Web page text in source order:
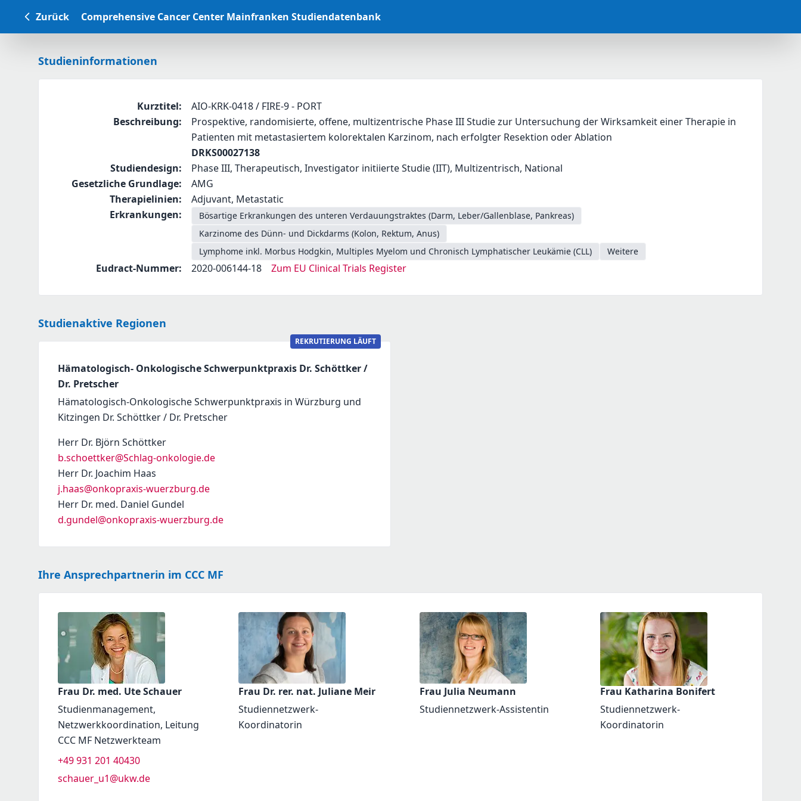
Zurück Comprehensive Cancer Center Mainfranken Studiendatenbank
Studieninformationen
Kurztitel:
AIO-KRK-0418 / FIRE-9 - PORT
Beschreibung:
Prospektive, randomisierte, offene, multizentrische Phase III Studie zur Untersuchung der Wirksamkeit einer Therapie in
Patienten mit metastasiertem kolorektalen Karzinom, nach erfolgter Resektion oder Ablation
DRKS00027138
Studiendesign:
Phase III, Therapeutisch, Investigator initiierte Studie (IIT), Multizentrisch, National
Gesetzliche Grundlage:
AMG
Therapielinien:
Adjuvant, Metastatic
Erkrankungen:
Bösartige Erkrankungen des unteren Verdauungstraktes (Darm, Leber/Gallenblase, Pankreas)
Karzinome des Dünn- und Dickdarms (Kolon, Rektum, Anus)
Lymphome inkl. Morbus Hodgkin, Multiples Myelom und Chronisch Lymphatischer Leukämie (CLL)
Weitere
Eudract-Nummer: 2020-006144-18 Zum EU Clinical Trials Register
Studienaktive Regionen
REKRUTIERUNG LÄUFT
Hämatologisch- Onkologische Schwerpunktpraxis Dr. Schöttker /
Dr. Pretscher
Hämatologisch-Onkologische Schwerpunktpraxis in Würzburg und
Kitzingen Dr. Schöttker / Dr. Pretscher
Herr Dr. Björn Schöttker
b.schoettker@Schlag-onkologie.de
Herr Dr. Joachim Haas
j.haas@onkopraxis-wuerzburg.de
Herr Dr. med. Daniel Gundel
d.gundel@onkopraxis-wuerzburg.de
Ihre Ansprechpartnerin im CCC MF
Frau Dr. med. Ute Schauer
Studienmanagement,
Netzwerkkoordination, Leitung
CCC MF Netzwerkteam
+49 931 201 40430
schauer_u1@ukw.de
Frau Dr. rer. nat. Juliane Meir
Studiennetzwerk-
Koordinatorin
Frau Julia Neumann
Studiennetzwerk-Assistentin
Frau Katharina Bonifert
Studiennetzwerk-
Koordinatorin